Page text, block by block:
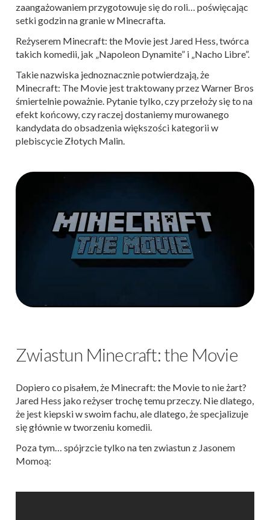
zaangażowaniem przygotowuje się do roli… poświęcając
setki godzin na granie w Minecrafta.
Reżyserem Minecraft: the Movie jest Jared Hess, twórca
takich komedii, jak „Napoleon Dynamite” i „Nacho Libre”.
Takie nazwiska jednoznacznie potwierdzają, że
Minecraft: The Movie jest traktowany przez Warner Bros
śmiertelnie poważnie. Pytanie tylko, czy przełoży się to na
efekt końcowy, czy raczej dostaniemy murowanego
kandydata do obsadzenia większości kategorii w
plebiscycie Złotych Malin.
Zwiastun Minecraft: the Movie
Dopiero co pisałem, że Minecraft: the Movie to nie żart?
Jared Hess jako reżyser trochę temu przeczy. Nie dlatego,
że jest kiepski w swoim fachu, ale dlatego, że specjalizuje
się głównie w tworzeniu komedii.
Poza tym… spójrzcie tylko na ten zwiastun z Jasonem
Momoą: